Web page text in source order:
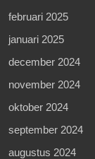
februari 2025
januari 2025
december 2024
november 2024
oktober 2024
september 2024
augustus 2024